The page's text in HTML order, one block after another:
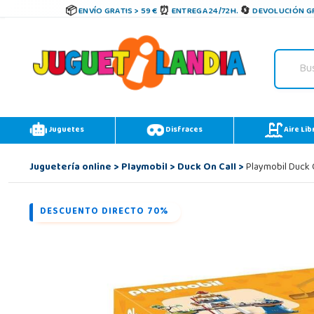
ENVÍO GRATIS > 59 € ENTREGA 24/72H. DEVOLUCIÓN
Juguetes Disfraces Aire
Juguetería online>Playmobil>Duck On Call>Playmobil Duck
DESCUENTO DIRECTO 70%